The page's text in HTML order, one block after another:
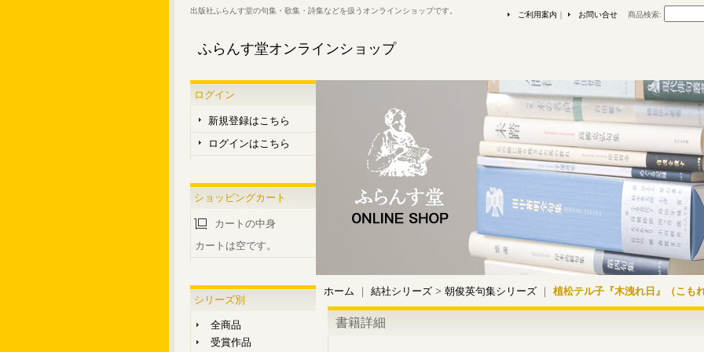
出版社ふらんす堂の句集・歌集・詩集などを扱うオンラインショップです。
ふらんす堂オンラインショップ
ご利用案内 お問い合せ 商品検索:
ログイン
新規登録はこちら
ログインはこちら
ショッピングカート
カートの中身
カートは空です。
シリーズ別
全商品
受賞作品
ホーム ｜ 結社シリーズ > 朝俊英句集シリーズ ｜ 植松テル子『木洩れ日』（こも
書籍詳細